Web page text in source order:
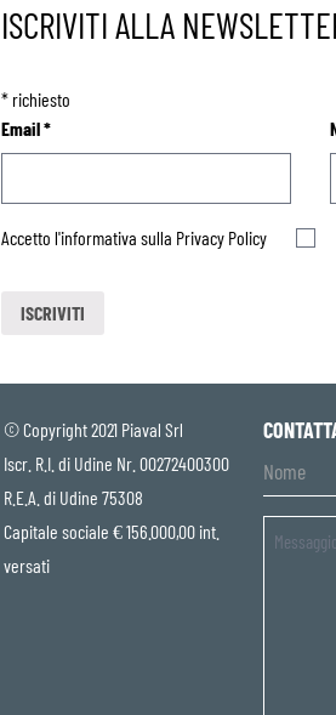
ISCRIVITI ALLA
*richiesto
Email*
Accetto l'informativa sulla Privacy Policy
© Copyright 2021 Piaval Srl
Iscr. R.I. di Udine Nr. 00272400300
R.E.A. di Udine 75308
Capitale sociale € 156.000,00 int.
versati
Untitled